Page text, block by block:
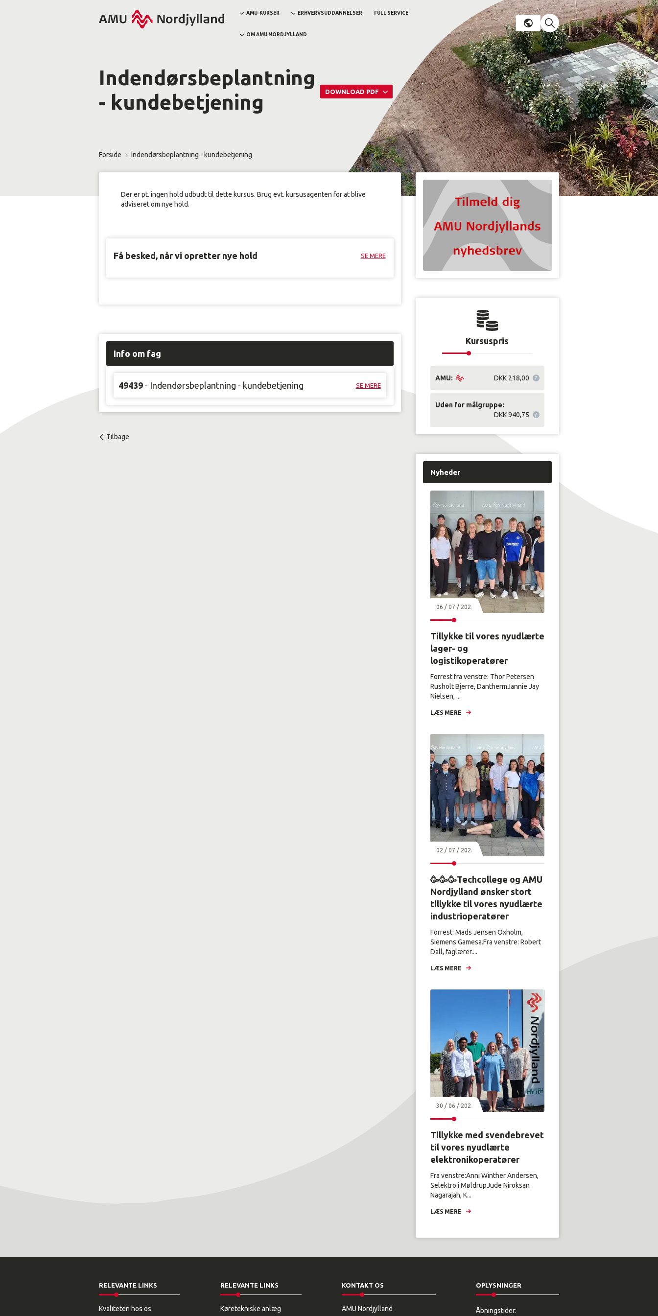
AMU-KURSER ERHVERVSUDDANNELSER FULL SERVICE
OM AMU NORDJYLLAND
Indendørsbeplantning
- kundebetjening
DOWNLOAD PDF
Forside Indendørsbeplantning - kundebetjening
Der er pt. ingen hold udbudt til dette kursus. Brug evt. kursusagenten for at blive
adviseret om nye hold.
Få besked, når vi opretter nye hold SE MERE
Info om fag
49439 - Indendørsbeplantning - kundebetjening SE MERE
Tilbage
Kursuspris
AMU: DKK 218,00
Uden for målgruppe:
DKK 940,75
Nyheder
06 / 07 / 2026
Tillykke til vores nyudlærte
lager- og
logistikoperatører
Forrest fra venstre: Thor Petersen
Rusholt Bjerre, DanthermJannie Jay
Nielsen, ...
LÆS MERE
02 / 07 / 2026
🥳🥳🥳Techcollege og AMU
Nordjylland ønsker stort
tillykke til vores nyudlærte
industrioperatører
Forrest: Mads Jensen Oxholm,
Siemens Gamesa.Fra venstre: Robert
Dall, faglærer....
LÆS MERE
30 / 06 / 2026
Tillykke med svendebrevet
til vores nyudlærte
elektronikoperatører
Fra venstre:Anni Winther Andersen,
Selektro i MøldrupJude Niroksan
Nagarajah, K...
LÆS MERE
RELEVANTE LINKS
Kvaliteten hos os
RELEVANTE LINKS
Køretekniske anlæg
KONTAKT OS
AMU Nordjylland
OPLYSNINGER
Åbningstider: